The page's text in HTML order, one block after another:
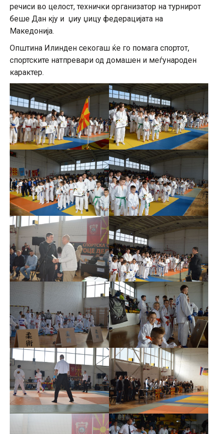
речиси во целост, технички организатор на турнирот
беше Дан кју и џиу џицу федерацијата на
Македонија.
Општина Илинден секогаш ќе го помага спортот,
спортските натпревари од домашен и меѓународен
карактер.